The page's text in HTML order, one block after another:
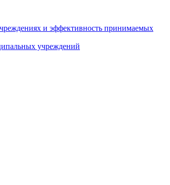
и эффективность принимаемых
учреждений